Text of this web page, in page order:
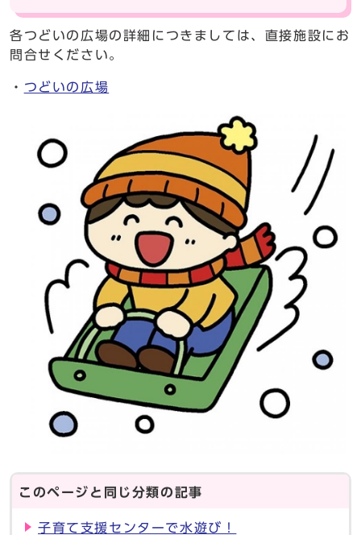
各つどいの広場の詳細につきましては、直接施設にお
問合せください。
・ つどいの広場
このページと同じ分類の記事
子育て支援センターで水遊び！